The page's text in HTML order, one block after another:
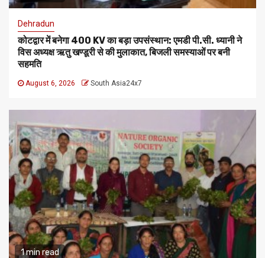
Dehradun
कोटद्वार में बनेगा 400 KV का बड़ा उपसंस्थान: एमडी पी.सी. ध्यानी ने
विस अध्यक्ष ऋतु खण्डूरी से की मुलाकात, बिजली समस्याओं पर बनी
सहमति
August 6, 2026 South Asia24x7
1 min read